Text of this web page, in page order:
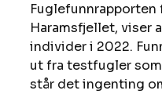
Haramsfjellet, viser
individer i 2022.
ut fra testfugler
står det ingenting